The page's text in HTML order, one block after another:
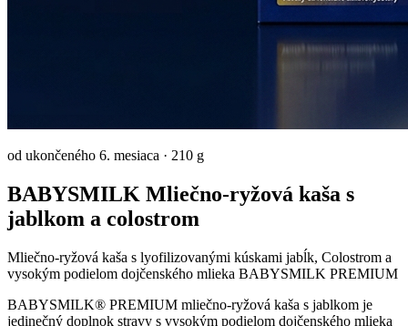
od ukončeného 6. mesiaca · 210 g
BABYSMILK Mliečno-ryžová kaša s
jablkom a colostrom
Mliečno-ryžová kaša s lyofilizovanými kúskami jabĺk, Colostrom a
vysokým podielom dojčenského mlieka BABYSMILK PREMIUM
BABYSMILK® PREMIUM mliečno-ryžová kaša s jablkom je
jedinečný doplnok stravy s vysokým podielom dojčenského mlieka